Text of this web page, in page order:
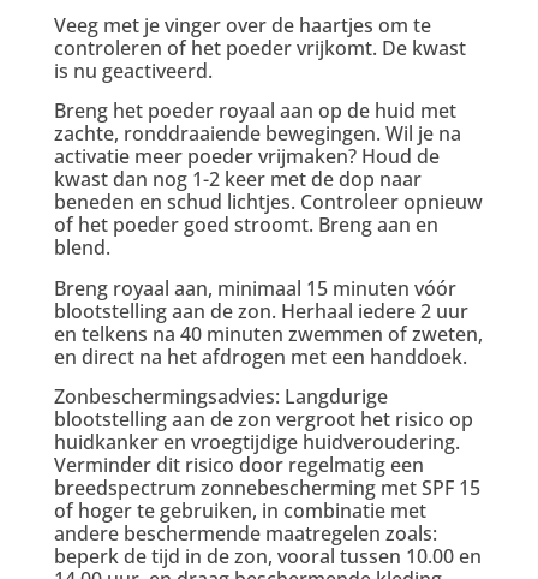
Veeg met je vinger over de haartjes om te
controleren of het poeder vrijkomt. De kwast
is nu geactiveerd.
Breng het poeder royaal aan op de huid met
zachte, ronddraaiende bewegingen. Wil je na
activatie meer poeder vrijmaken? Houd de
kwast dan nog 1-2 keer met de dop naar
beneden en schud lichtjes. Controleer opnieuw
of het poeder goed stroomt. Breng aan en
blend.
Breng royaal aan, minimaal 15 minuten vóór
blootstelling aan de zon. Herhaal iedere 2 uur
en telkens na 40 minuten zwemmen of zweten,
en direct na het afdrogen met een handdoek.
Zonbeschermingsadvies: Langdurige
blootstelling aan de zon vergroot het risico op
huidkanker en vroegtijdige huidveroudering.
Verminder dit risico door regelmatig een
breedspectrum zonnebescherming met SPF 15
of hoger te gebruiken, in combinatie met
andere beschermende maatregelen zoals:
beperk de tijd in de zon, vooral tussen 10.00 en